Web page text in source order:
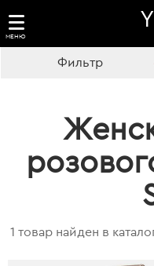
МЕНЮ
Фильтр
1 товар найден в